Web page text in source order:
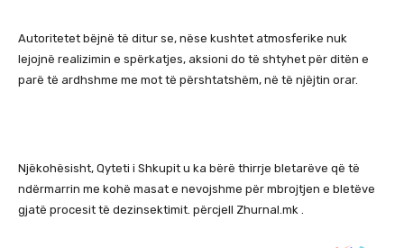
Autoritetet bëjnë të ditur se, nëse kushtet atmosferike nuk
lejojnë realizimin e spërkatjes, aksioni do të shtyhet për ditën e
parë të ardhshme me mot të përshtatshëm, në të njëjtin orar.
Njëkohësisht, Qyteti i Shkupit u ka bërë thirrje bletarëve që të
ndërmarrin me kohë masat e nevojshme për mbrojtjen e bletëve
gjatë procesit të dezinsektimit. përcjell Zhurnal.mk .